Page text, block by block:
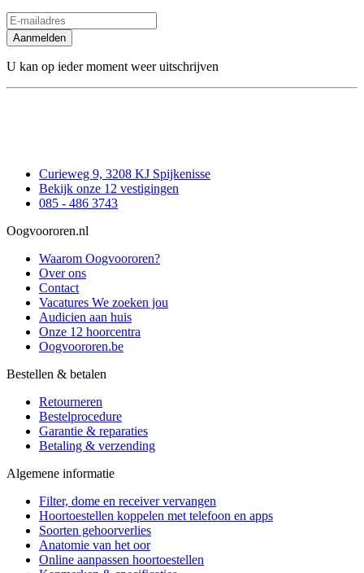
Aanmelden
U kan op ieder moment weer uitschrijven
Curieweg 9, 3208 KJ Spijkenisse
Bekijk onze 12 vestigingen
085 - 486 3743
Oogvoororen.nl
Waarom Oogvoororen?
Over ons
Contact
Vacatures We zoeken jou
Audicien aan huis
Onze 12 hoorcentra
Oogvoororen.be
Bestellen & betalen
Retourneren
Bestelprocedure
Garantie & reparaties
Betaling & verzending
Algemene informatie
Filter, dome en receiver vervangen
Hoortoestellen koppelen met telefoon en apps
Soorten gehoorverlies
Anatomie van het oor
Online aanpassen hoortoestellen